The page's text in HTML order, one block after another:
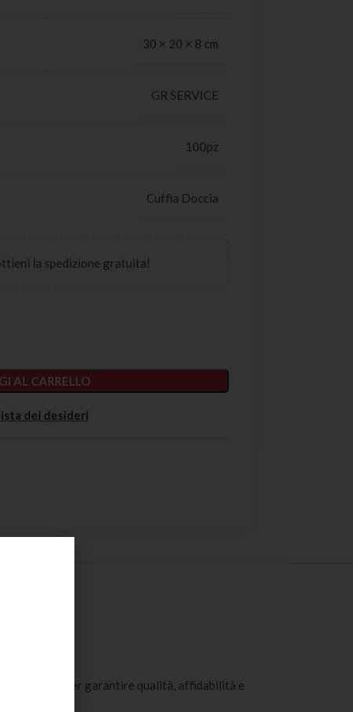
30 × 20 × 8 cm
GR SERVICE
100pz
Cuffia Doccia
la spedizione gratuita!
AL CARRELLO
dei desideri
sanitario, per garantire qualità, affidabilità e